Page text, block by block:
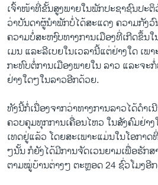
ເຈົ້າໜ້າ​ທີ່​ຂັ້ນສູງ​ພາຍ​ໃນ​ພັກ​ປະຊາຊົນ​ປະ
ວ່າ​ບັນດາ​ຜູ້​ນໍາ​ພັກ​ບໍ່​ໄດ້​ສ​ະ​ແດງ ຄວາມ​ກັງ
ຄວາມ​ບໍ່​ສະຫງົບ​ທາງ​ການ​ເມືອງ​ທີ່​ເກີດ​ຂຶ້ນ​ໃ
ເມນ ​ແລະ​ລີ​ເບ​ຍ​ໃນ​ເວລາ​ນີ້​ແຕ່​ຢ່າງ​ໃດ ເ
ກະທົບ​ຕໍ່​ການ​ເມືອງພາຍ​ໃນ ລາວ ​ແລະ​ຈະ
ຢ່າງ​ໃດໆ​ໃນ​ລາວ​ອີກ​ດ້ວຍ.
ທັງນີ້​ກໍ່​ເນື່ອງຈາກ​ວ່າ​ທາງ​ການ​ລາວ​ໄດ້​ດໍາ​
ຄວບ​ຄຸມ​ທຸກ​ການ​ເຄື່ອນ​ໄຫວ ​ໃນ​ສັງຄົມ​ຢ່າ
ເທດ​ຢູ່​ແລ້ວ ​ໂດຍ​ສະ​ເພາະ​ແມ່ນ​ໃນ​ໂອກາດ​
ໆ​ນັ້ນ ກໍຍັງ​ໄດ້​ມີ​ການຈັດ​ເວ​ນຍາມ​ເພື່ອ​ຮັກ
ຕາມ​ໝູ່​ບ້ານ​ຕ່າງໆ ຕະຫຼອດ 24 ຊົ່ວ​ໂມງ​ອີ